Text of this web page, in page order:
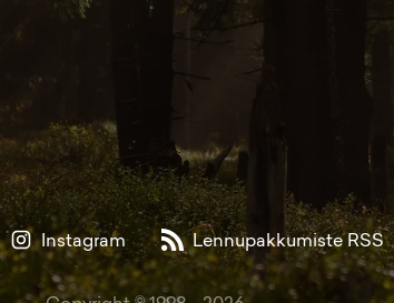
Instagram Lennupakkumiste RSS